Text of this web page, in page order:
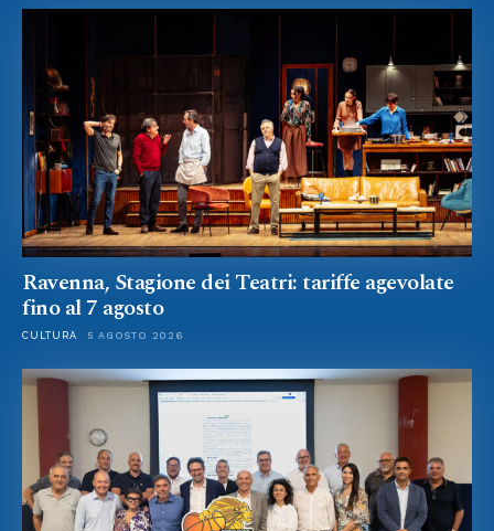
Ravenna, Stagione dei Teatri: tariffe agevolate
fino al 7 agosto
CULTURA 5 AGOSTO 2026